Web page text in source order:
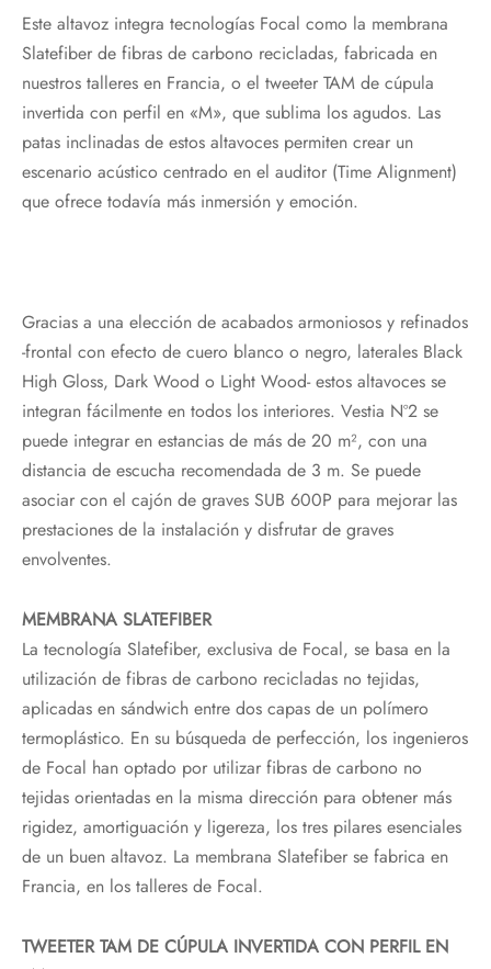
Este altavoz integra tecnologías Focal como la membrana
Slatefiber de fibras de carbono recicladas, fabricada en
nuestros talleres en Francia, o el tweeter TAM de cúpula
invertida con perfil en «M», que sublima los agudos. Las
patas inclinadas de estos altavoces permiten crear un
escenario acústico centrado en el auditor (Time Alignment)
que ofrece todavía más inmersión y emoción.
Gracias a una elección de acabados armoniosos y refinados
-frontal con efecto de cuero blanco o negro, laterales Black
High Gloss, Dark Wood o Light Wood- estos altavoces se
integran fácilmente en todos los interiores. Vestia Nº2 se
puede integrar en estancias de más de 20 m², con una
distancia de escucha recomendada de 3 m. Se puede
asociar con el cajón de graves SUB 600P para mejorar las
prestaciones de la instalación y disfrutar de graves
envolventes.
MEMBRANA SLATEFIBER
La tecnología Slatefiber, exclusiva de Focal, se basa en la
utilización de fibras de carbono recicladas no tejidas,
aplicadas en sándwich entre dos capas de un polímero
termoplástico. En su búsqueda de perfección, los ingenieros
de Focal han optado por utilizar fibras de carbono no
tejidas orientadas en la misma dirección para obtener más
rigidez, amortiguación y ligereza, los tres pilares esenciales
de un buen altavoz. La membrana Slatefiber se fabrica en
Francia, en los talleres de Focal.
TWEETER TAM DE CÚPULA INVERTIDA CON PERFIL EN